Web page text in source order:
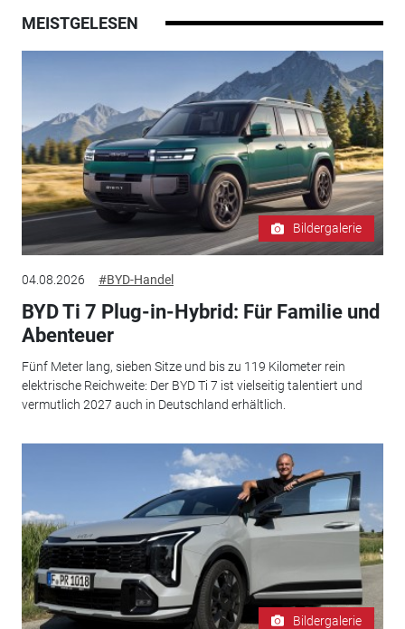
MEISTGELESEN
Bildergalerie
04.08.2026 #BYD-Handel
BYD Ti 7 Plug-in-Hybrid: Für Familie und
Abenteuer
Fünf Meter lang, sieben Sitze und bis zu 119 Kilometer rein
elektrische Reichweite: Der BYD Ti 7 ist vielseitig talentiert und
vermutlich 2027 auch in Deutschland erhältlich.
Bildergalerie